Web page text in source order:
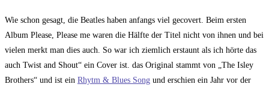
Wie schon gesagt, die Beatles haben anfangs viel gecovert. Beim ersten
Album Please, Please me waren die Hälfte der Titel nicht von ihnen und bei
vielen merkt man dies auch. So war ich ziemlich erstaunt als ich hörte das
auch Twist and Shout“ ein Cover ist. das Original stammt von „The Isley
Brothers“ und ist ein Rhytm & Blues Song und erschien ein Jahr vor der